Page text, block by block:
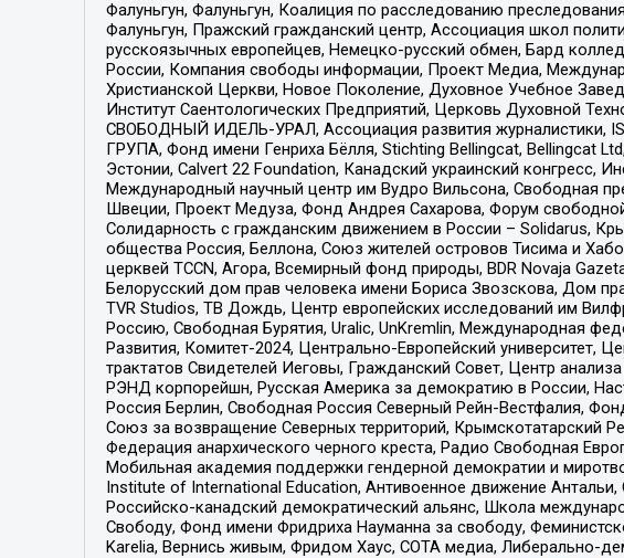
Фалуньгун, Фалуньгун, Коалиция по расследованию
Фалуньгун, Пражский гражданский центр, Ассоциация школ
русскоязычных европейцев, Немецко-русский обмен, Бард
России, Компания свободы информации, Проект Медиа,
Христианской Церкви, Новое Поколение, Духовное Учебное
Институт Саентологических Предприятий, Церковь Духовной
СВОБОДНЫЙ ИДЕЛЬ-УРАЛ, Ассоциация развития журналистики,
ГРУПА, Фонд имени Генриха Бёлля, Stichting Bellingcat, Bellingcat
Эстонии, Calvert 22 Foundation, Канадский украинский
Международный научный центр им Вудро Вильсона, Свободная
Швеции, Проект Медуза, Фонд Андрея Сахарова, Форум
Солидарность с гражданским движением в России – Solidarus,
общества Россия, Беллона, Союз жителей островов Тисима и
церквей TCCN, Агора, Всемирный фонд природы, BDR Novaja
Белорусский дом прав человека имени Бориса Звозскова, Дом
TVR Studios, ТВ Дождь, Центр европейских исследований им
Россию, Свободная Бурятия, Uralic, UnKremlin, Международная
Развития, Комитет-2024, Центрально-Европейский
трактатов Свидетелей Иеговы, Гражданский Совет, Центр
РЭНД корпорейшн, Русская Америка за демократию в России,
Россия Берлин, Свободная Россия Северный Рейн-Вестфалия,
Союз за возвращение Северных территорий, Крымскотатарский
Федерация анархического черного креста, Радио Свободная
Мобильная академия поддержки гендерной демократии и
Institute of International Education, Антивоенное движение
Российско-канадский демократический альянс, Школа
Свободу, Фонд имени Фридриха Науманна за свободу,
Karelia, Вернись живым, Фридом Хаус, СОТА медиа, Либерально-